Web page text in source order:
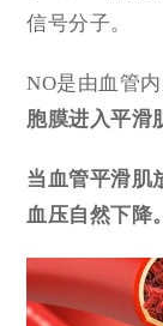
信号分子。
NO是由血管
胞膜进入平滑
当血管平滑肌
血压自然下降。